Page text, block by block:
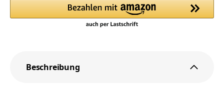
Beschreibung